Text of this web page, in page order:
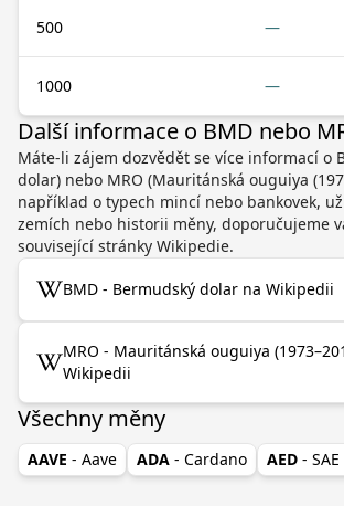
500 —
1000 —
Další informace o BMD nebo
Máte-li zájem dozvědět se více informací o
dolar) nebo MRO (Mauritánská ouguiya
například o typech mincí nebo bankovek,
zemích nebo historii měny, doporučujeme
související stránky Wikipedie.
BMD - Bermudský dolar na Wikipedii
MRO - Mauritánská ouguiya
Wikipedii
Všechny měny
AAVE - Aave ADA - Cardano AED -